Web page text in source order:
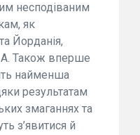
несподіваним
як
Йорданія,
Також вперше
найменша
результатам
змаганнях та
з’явитися й